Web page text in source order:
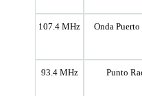
107.4 MHz Onda
93.4 MHz Punto